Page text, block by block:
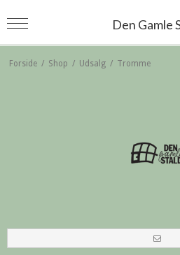
Den Gamle
Forside / Shop / Udsalg / Tromme